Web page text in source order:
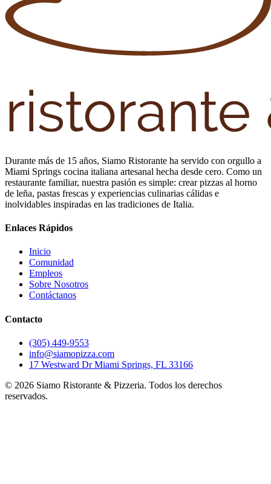
Durante más de 15 años, Siamo Ristorante ha servido con orgullo a
Miami Springs cocina italiana artesanal hecha desde cero. Como un
restaurante familiar, nuestra pasión es simple: crear pizzas al horno
de leña, pastas frescas y experiencias culinarias cálidas e
inolvidables inspiradas en las tradiciones de Italia.
Enlaces Rápidos
Inicio
Comunidad
Empleos
Sobre Nosotros
Contáctanos
Contacto
(305) 449-9553
info@siamopizza.com
17 Westward Dr Miami Springs, FL 33166
© 2026 Siamo Ristorante & Pizzeria. Todos los derechos
reservados.